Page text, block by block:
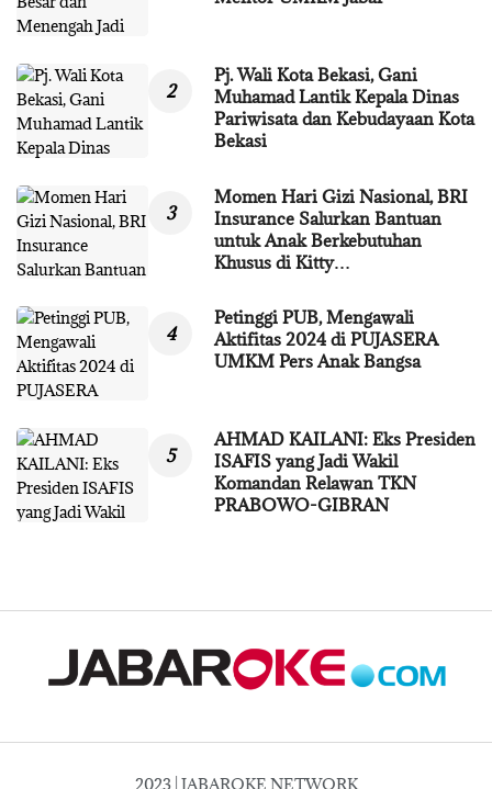
Pj. Wali Kota Bekasi, Gani
Muhamad Lantik Kepala Dinas
Pariwisata dan Kebudayaan Kota
Bekasi
Momen Hari Gizi Nasional, BRI
Insurance Salurkan Bantuan
untuk Anak Berkebutuhan
Khusus di Kitty…
Petinggi PUB, Mengawali
Aktifitas 2024 di PUJASERA
UMKM Pers Anak Bangsa
AHMAD KAILANI: Eks Presiden
ISAFIS yang Jadi Wakil
Komandan Relawan TKN
PRABOWO-GIBRAN
2023 | JABAROKE NETWORK